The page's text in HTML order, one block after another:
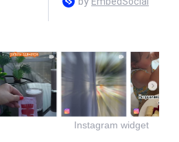
Instagram widget